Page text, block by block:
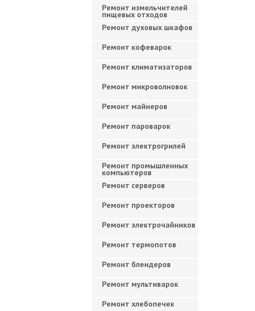
Ремонт измельчителей
пищевых отходов
Ремонт духовых шкафов
Ремонт кофеварок
Ремонт климатизаторов
Ремонт микроволновок
Ремонт майнеров
Ремонт пароварок
Ремонт электрогрилей
Ремонт промышленных
компьютеров
Ремонт серверов
Ремонт проекторов
Ремонт электрочайников
Ремонт термопотов
Ремонт блендеров
Ремонт мультиварок
Ремонт хлебопечек